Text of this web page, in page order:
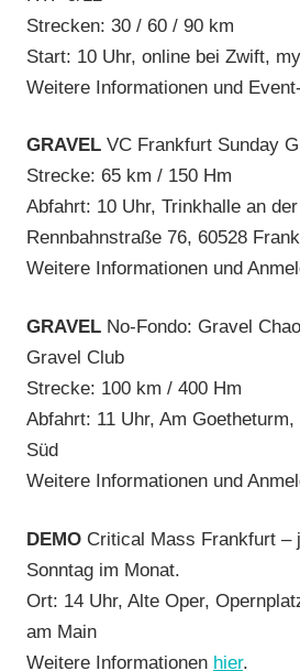
Strecken: 30 / 60 / 90 km
Start: 10 Uhr, online bei Zwift,
Weitere Informationen und
GRAVEL VC Frankfurt Sunday
Strecke: 65 km / 150 Hm
Abfahrt: 10 Uhr, Trinkhalle an
Rennbahnstraße 76, 60528
Weitere Informationen und
GRAVEL No-Fondo: Gravel
Gravel Club
Strecke: 100 km / 400 Hm
Abfahrt: 11 Uhr, Am
Süd
Weitere Informationen und
DEMO Critical Mass Frankfurt –
Sonntag im Monat.
Ort: 14 Uhr, Alte Oper,
am Main
Weitere Informationen hier.